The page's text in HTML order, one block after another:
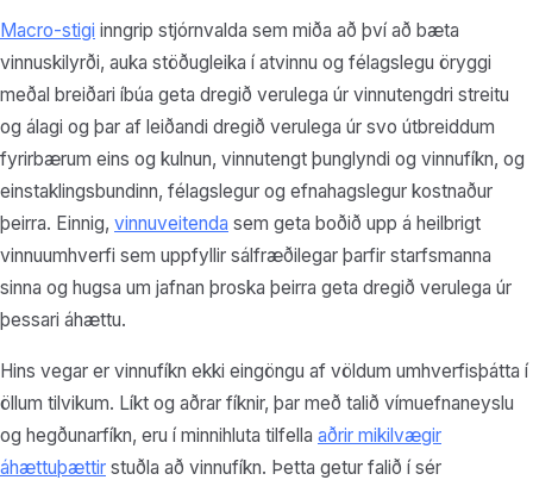
Macro-stigi inngrip stjórnvalda sem miða að því að bæta
vinnuskilyrði, auka stöðugleika í atvinnu og félagslegu öryggi
meðal breiðari íbúa geta dregið verulega úr vinnutengdri streitu
og álagi og þar af leiðandi dregið verulega úr svo útbreiddum
fyrirbærum eins og kulnun, vinnutengt þunglyndi og vinnufíkn, og
einstaklingsbundinn, félagslegur og efnahagslegur kostnaður
þeirra. Einnig, vinnuveitenda sem geta boðið upp á heilbrigt
vinnuumhverfi sem uppfyllir sálfræðilegar þarfir starfsmanna
sinna og hugsa um jafnan þroska þeirra geta dregið verulega úr
þessari áhættu.
Hins vegar er vinnufíkn ekki eingöngu af völdum umhverfisþátta í
öllum tilvikum. Líkt og aðrar fíknir, þar með talið vímuefnaneyslu
og hegðunarfíkn, eru í minnihluta tilfella aðrir mikilvægir
áhættuþættir stuðla að vinnufíkn. Þetta getur falið í sér